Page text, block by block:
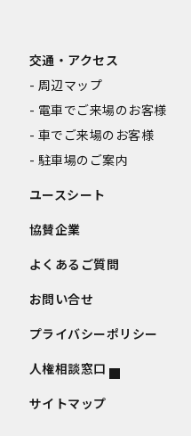
交通・アクセス
周辺マップ
電車でご来場のお客様
車でご来場のお客様
駐車場のご案内
ユースシート
協賛企業
よくあるご質問
お問い合せ
プライバシーポリシー
人権相談窓口
サイトマップ